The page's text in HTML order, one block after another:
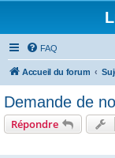
FAQ
Accueil du forum
Demande de
Répondre